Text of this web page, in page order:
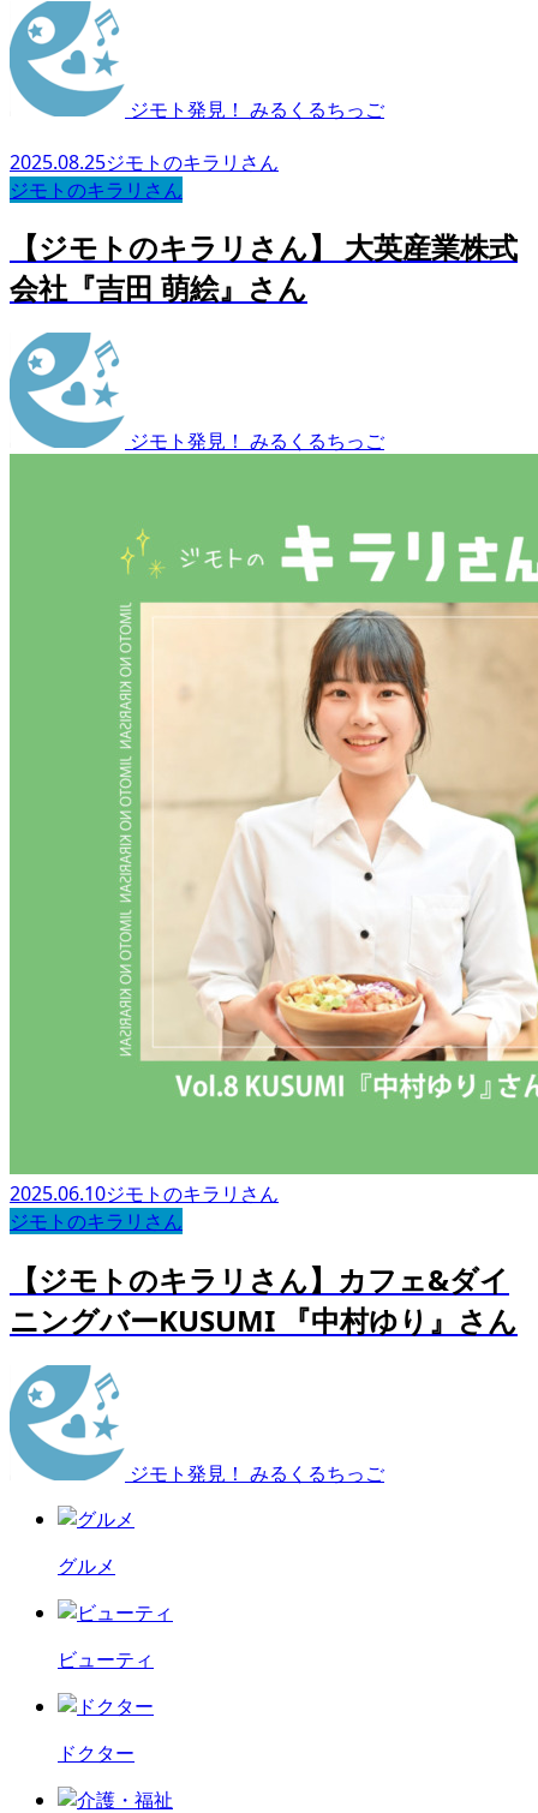
ジモト発見！ みるくるちっご
2025.08.25ジモトのキラリさん
ジモトのキラリさん
【ジモトのキラリさん】 大英産業株式
会社『吉田 萌絵』さん
ジモト発見！ みるくるちっご
2025.06.10ジモトのキラリさん
ジモトのキラリさん
【ジモトのキラリさん】カフェ&ダイ
ニングバーKUSUMI 『中村ゆり』さん
ジモト発見！ みるくるちっご
グルメ
ビューティ
ドクター